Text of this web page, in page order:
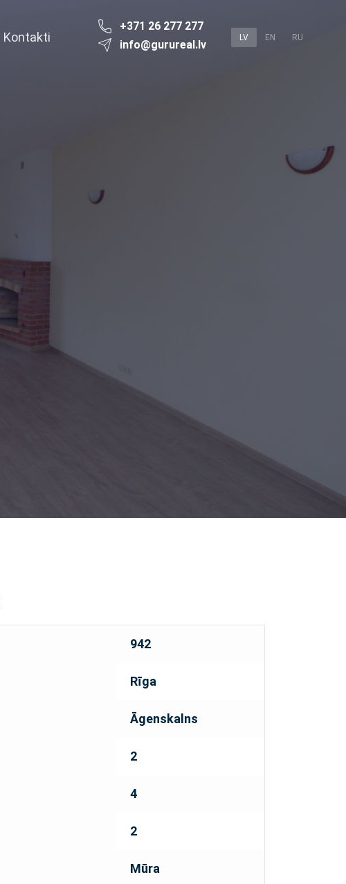
Kontakti
+371 26 277 277
info@gurureal.lv
LV EN RU
942
Rīga
Āgenskalns
2
4
2
Mūra